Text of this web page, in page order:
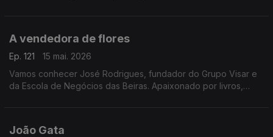
A vendedora de flores
Ep. 121
15 mai. 2026
Vamos conhecer José Rodrigues, fundador do Grupo Visar e
da Escola de Negócios das Beiras. Apaixonado por livros,
João Gata